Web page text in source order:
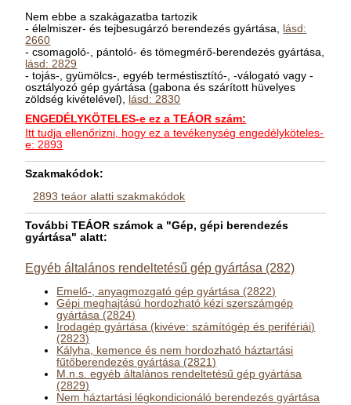
Nem ebbe a szakágazatba tartozik
- élelmiszer- és tejbesugárzó berendezés gyártása, lásd:
2660
- csomagoló-, pántoló- és tömegmérő-berendezés gyártása,
lásd: 2829
- tojás-, gyümölcs-, egyéb terméstisztító-, -válogató vagy -
osztályozó gép gyártása (gabona és szárított hüvelyes
zöldség kivételével), lásd: 2830
ENGEDÉLYKÖTELES-e ez a TEÁOR szám:
Itt tudja ellenőrizni, hogy ez a tevékenység engedélyköteles-
e: 2893
Szakmakódok:
2893 teáor alatti szakmakódok
További TEÁOR számok a "Gép, gépi berendezés
gyártása" alatt:
Egyéb általános rendeltetésű gép gyártása (282)
Emelő-, anyagmozgató gép gyártása (2822)
Gépi meghajtású hordozható kézi szerszámgép
gyártása (2824)
Irodagép gyártása (kivéve: számítógép és perifériái)
(2823)
Kályha, kemence és nem hordozható háztartási
fűtőberendezés gyártása (2821)
M.n.s. egyéb általános rendeltetésű gép gyártása
(2829)
Nem háztartási légkondicionáló berendezés gyártása